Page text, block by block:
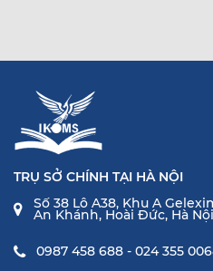
TRỤ SỞ CHÍNH TẠI HÀ NỘI
Số 38 Lô A38, Khu A
An Khánh, Hoài Đức, Hà Nội
0987 458 688 - 024 355